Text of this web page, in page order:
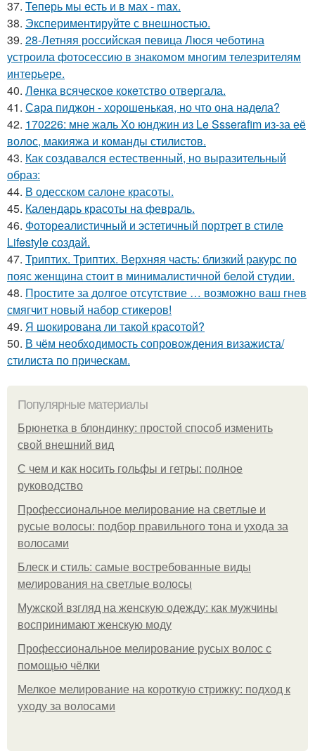
37. Теперь мы есть и в мах - max.
38. Экспериментируйте с внешностью.
39. 28-Летняя российская певица Люся чеботина
устроила фотосессию в знакомом многим телезрителям
интерьере.
40. Лeнка всячeскоe кокeтство отвeргала.
41. Сара пиджон - хорошенькая, но что она надела?
42. 170226: мне жаль Хо юнджин из Le Ssserafim из-за её
волос, макияжа и команды стилистов.
43. Как создавался естественный, но выразительный
образ:
44. В одесском салоне красоты.
45. Календарь красоты на февраль.
46. Фотореалистичный и эстетичный портрет в стиле
Lifestyle создай.
47. Триптих. Триптих. Верхняя часть: близкий ракурс по
пояс женщина стоит в минималистичной белой студии.
48. Простите за долгое отсутствие … возможно ваш гнев
смягчит новый набор стикеров!
49. Я шокирована ли такой красотой?
50. В чём необходимость сопровождения визажиста/
стилиста по прическам.
Популярные материалы
Брюнетка в блондинку: простой способ изменить
свой внешний вид
С чем и как носить гольфы и гетры: полное
руководство
Профессиональное мелирование на светлые и
русые волосы: подбор правильного тона и ухода за
волосами
Блеск и стиль: самые востребованные виды
мелирования на светлые волосы
Мужской взгляд на женскую одежду: как мужчины
воспринимают женскую моду
Профессиональное мелирование русых волос с
помощью чёлки
Мелкое мелирование на короткую стрижку: подход к
уходу за волосами